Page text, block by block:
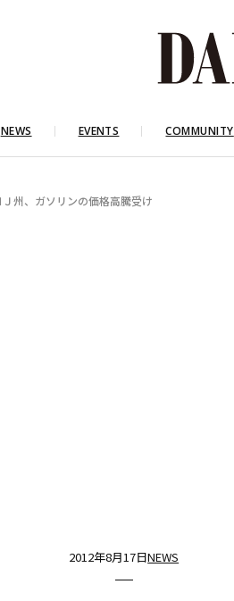
NEWS EVENTS COMMUNITY
州、ガソリンの価格高騰受け
2012年8月17日NEWS